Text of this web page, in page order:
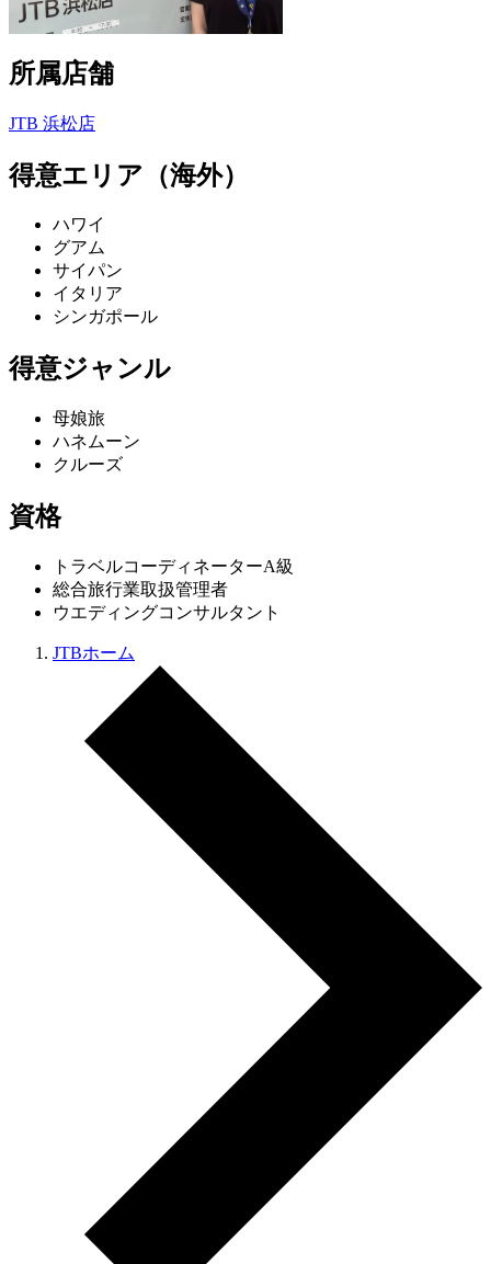
所属店舗
JTB 浜松店
得意エリア（海外）
ハワイ
グアム
サイパン
イタリア
シンガポール
得意ジャンル
母娘旅
ハネムーン
クルーズ
資格
トラベルコーディネーターA級
総合旅行業取扱管理者
ウエディングコンサルタント
JTBホーム